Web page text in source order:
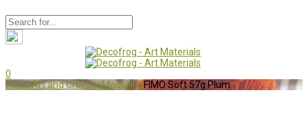
0
HomeArt and CraftingModellingFIMO Soft 57g Plum